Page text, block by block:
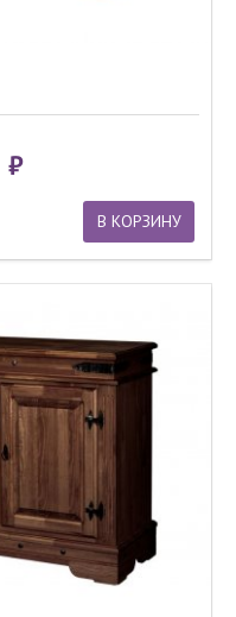
В КОРЗИНУ